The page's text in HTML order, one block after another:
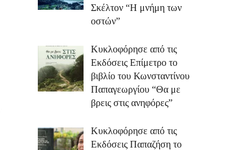
Σκέλτον “Η μνήμη των
οστών”
Κυκλοφόρησε από τις
Εκδόσεις Επίμετρο το
βιβλίο του Κωνσταντίνου
Παπαγεωργίου “Θα με
βρεις στις ανηφόρες”
Κυκλοφόρησε από τις
Εκδόσεις Παπαζήση το